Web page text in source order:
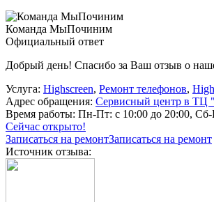
Команда МыПочиним
Официальный ответ
Добрый день! Спасибо за Ваш отзыв о
Услуга: Highscreen, Ремонт телефонов,
Адрес обращения: Сервисный центр в ТЦ
Время работы: Пн-Пт: с 10:00 до 20:00, Сб-
Сейчас открыто!
Записаться на ремонтЗаписаться на ремонт
Источник отзыва: